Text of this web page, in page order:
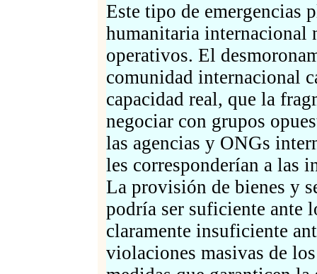
Este tipo de emergencias
humanitaria internacional
operativos. El
comunidad internacional
capacidad real, que la
negociar con grupos
las agencias y ONGs
les corresponderían a las
La provisión de bienes y
podría ser suficiente ante
claramente insuficiente
violaciones masivas de